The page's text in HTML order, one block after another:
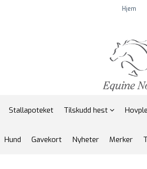
Hjem
Stallapoteket Tilskudd hest
Hund Gavekort Nyheter Merker